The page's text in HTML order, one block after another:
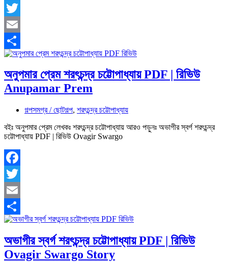
Facebook
Twitter
Email
Share
অনুপমার প্রেম শরৎচন্দ্র চট্টোপাধ্যায় PDF | রিভিউ
Anupamar Prem
গল্পসমগ্র / ছোটগল্প, শরৎচন্দ্র চট্টোপাধ্যায়
বইঃ অনুপমার প্রেম লেখকঃ শরৎচন্দ্র চট্টোপাধ্যায় আরও পড়ুনঃ অভাগীর স্বর্গ শরৎচন্দ্র
চট্টোপাধ্যায় PDF | রিভিউ Ovagir Swargo
Facebook
Twitter
Email
Share
অভাগীর স্বর্গ শরৎচন্দ্র চট্টোপাধ্যায় PDF | রিভিউ
Ovagir Swargo Story